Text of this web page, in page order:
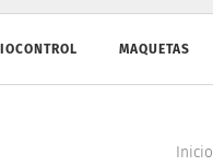
MAQUETAS
Inicio